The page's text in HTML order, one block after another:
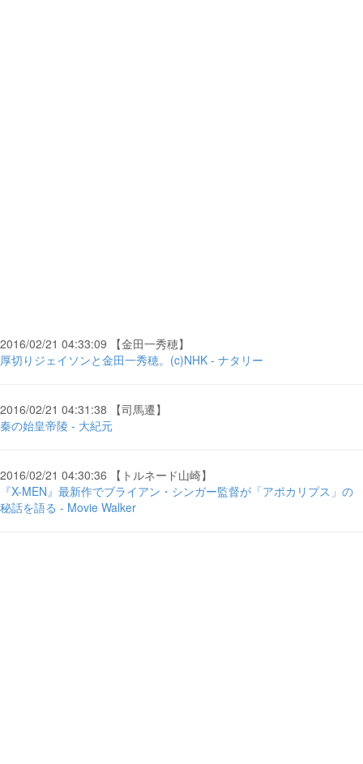
2016/02/21 04:33:09 【金田一秀穂】
厚切りジェイソンと金田一秀穂。(c)NHK - ナタリー
2016/02/21 04:31:38 【司馬遷】
秦の始皇帝陵 - 大紀元
2016/02/21 04:30:36 【トルネード山崎】
『X-MEN』最新作でブライアン・シンガー監督が「アポカリプス」の
秘話を語る - Movie Walker